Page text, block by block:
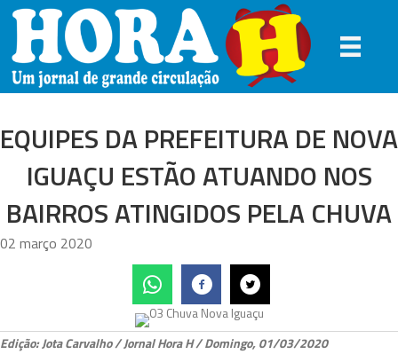
EQUIPES DA PREFEITURA DE NOVA
IGUAÇU ESTÃO ATUANDO NOS
BAIRROS ATINGIDOS PELA CHUVA
02 março 2020
Edição: Jota Carvalho / Jornal Hora H / Domingo, 01/03/2020